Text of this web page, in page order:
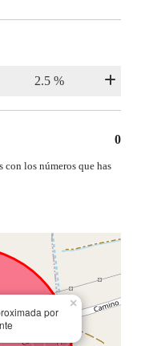
0
con los números que has
por
×